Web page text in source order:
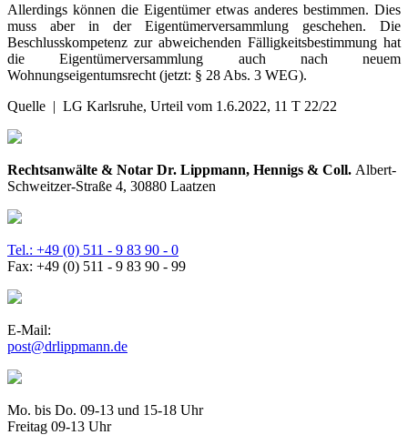
Allerdings können die Eigentümer etwas anderes bestimmen. Dies
muss aber in der Eigentümerversammlung geschehen. Die
Beschlusskompetenz zur abweichenden Fälligkeitsbestimmung hat
die Eigentümerversammlung auch nach neuem
Wohnungseigentumsrecht (jetzt: § 28 Abs. 3 WEG).
Quelle | LG Karlsruhe, Urteil vom 1.6.2022, 11 T 22/22
Rechtsanwälte & Notar Dr. Lippmann, Hennigs & Coll. Albert-
Schweitzer-Straße 4, 30880 Laatzen
Tel.: +49 (0) 511 - 9 83 90 - 0
Fax: +49 (0) 511 - 9 83 90 - 99
E-Mail:
post@drlippmann.de
Mo. bis Do. 09-13 und 15-18 Uhr
Freitag 09-13 Uhr